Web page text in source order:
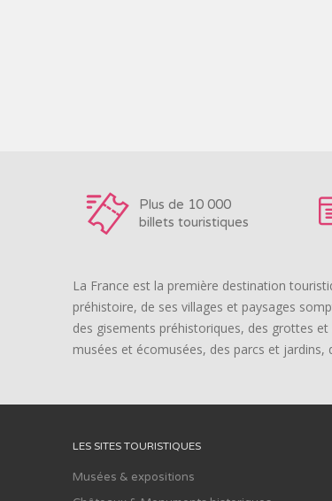
Plus de 10 000
billets touristiques
La France est la première destination
préhistoire, de ses villages et paysages
des gisements préhistoriques, des grottes
musées et écomusées, des parcs et jardins,
LES SITES TOURISTIQUES
Musées & expositions